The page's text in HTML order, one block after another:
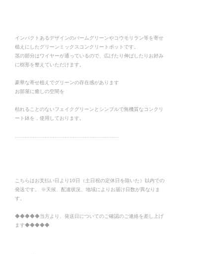
インパクトあるデザインのパームグリーンやコウモリラン等を寄せ
植えにしたグリーンミックスコンクリートポットです。
茎の部分はワイヤーが通っているので、広げたり伸ばしたりお好み
に樹形を整えていただけます。
豪華な寄せ植えでグリーンの存在感があります
お部屋に癒しの空間を
枯れることのないフェイクグリーンとシンプルで無機質なコンクリ
ート鉢を，使用しております。
こちらはお支払い日より10日（土日祝の定休日を除いた）以内での
発送です。 ※天候、配達状況、地域によりお届け日数が異なりま
す。
◆◆◆◆◆当方より、発送日についてのご確認のご連絡を差し上げ
ます◆◆◆◆◆